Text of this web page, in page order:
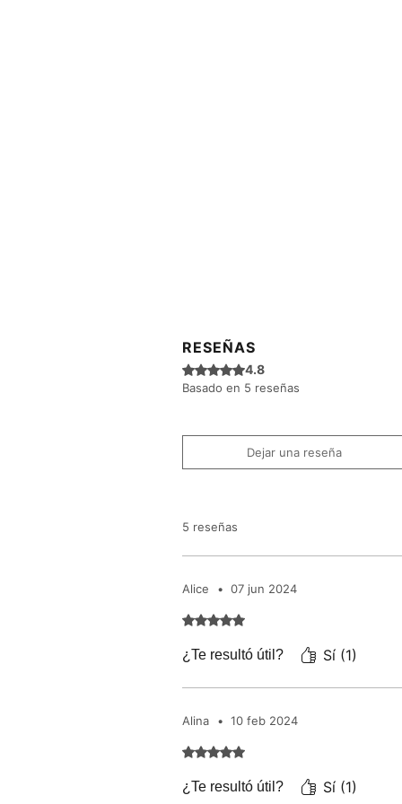
RESEÑAS
Obtuvo 4,8 de 5 estrellas.
4.8
Basado en 5 reseñas
Dejar una reseña
5 reseñas
Alice • 07 jun 2024
Obtuvo 5 de 5 estrellas.
¿Te resultó útil? Sí (1)
Alina • 10 feb 2024
Obtuvo 5 de 5 estrellas.
¿Te resultó útil? Sí (1)